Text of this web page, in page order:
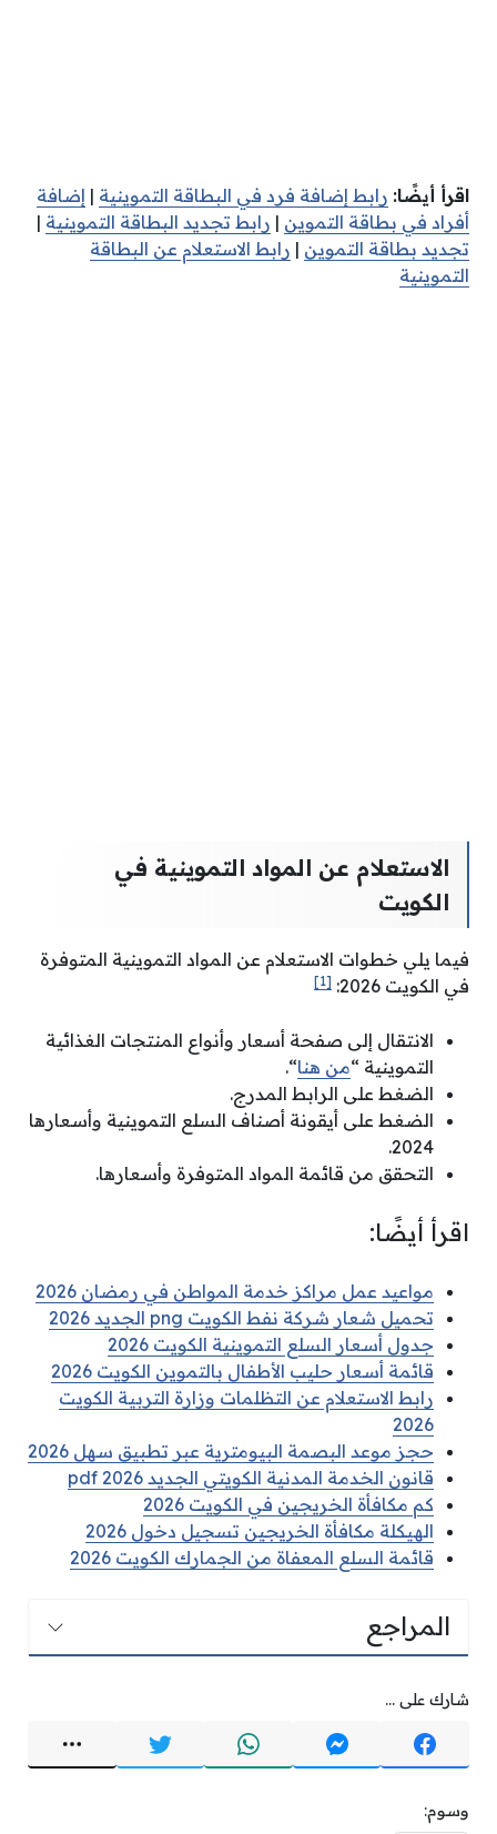
اقرأ أيضًا: رابط إضافة فرد في البطاقة التموينية | إضافة
أفراد في بطاقة التموين | رابط تجديد البطاقة التموينية |
تجديد بطاقة التموين | رابط الاستعلام عن البطاقة
التموينية
الاستعلام عن المواد التموينية في
الكويت
فيما يلي خطوات الاستعلام عن المواد التموينية المتوفرة
في الكويت 2026:
[1]
الانتقال إلى صفحة أسعار وأنواع المنتجات الغذائية
التموينية “من هنا“.
الضغط على الرابط المدرج.
الضغط على أيقونة أصناف السلع التموينية وأسعارها
2024.
التحقق من قائمة المواد المتوفرة وأسعارها.
اقرأ أيضًا:
مواعيد عمل مراكز خدمة المواطن في رمضان 2026
تحميل شعار شركة نفط الكويت png الجديد 2026
جدول أسعار السلع التموينية الكويت 2026
قائمة أسعار حليب الأطفال بالتموين الكويت 2026
رابط الاستعلام عن التظلمات وزارة التربية الكويت
2026
حجز موعد البصمة البيومترية عبر تطبيق سهل 2026
قانون الخدمة المدنية الكويتي الجديد pdf 2026
كم مكافأة الخريجين في الكويت 2026
الهيكلة مكافأة الخريجين تسجيل دخول 2026
قائمة السلع المعفاة من الجمارك الكويت 2026
المراجع
شارك على ...
وسوم: